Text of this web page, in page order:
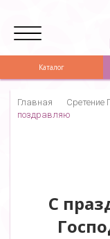
Каталог
Главная Сретение
поздравляю
С